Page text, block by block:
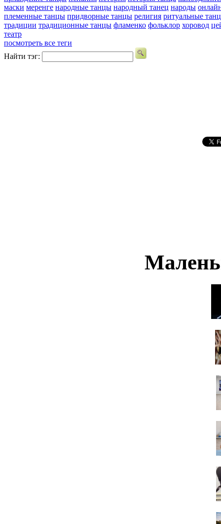
маски меренге народные танцы народный танец народы
племенные танцы придворные танцы религия ритуальные
традиции традиционные танцы фламенко фольклор хоровод
театр
посмотреть все теги
Найти тэг: